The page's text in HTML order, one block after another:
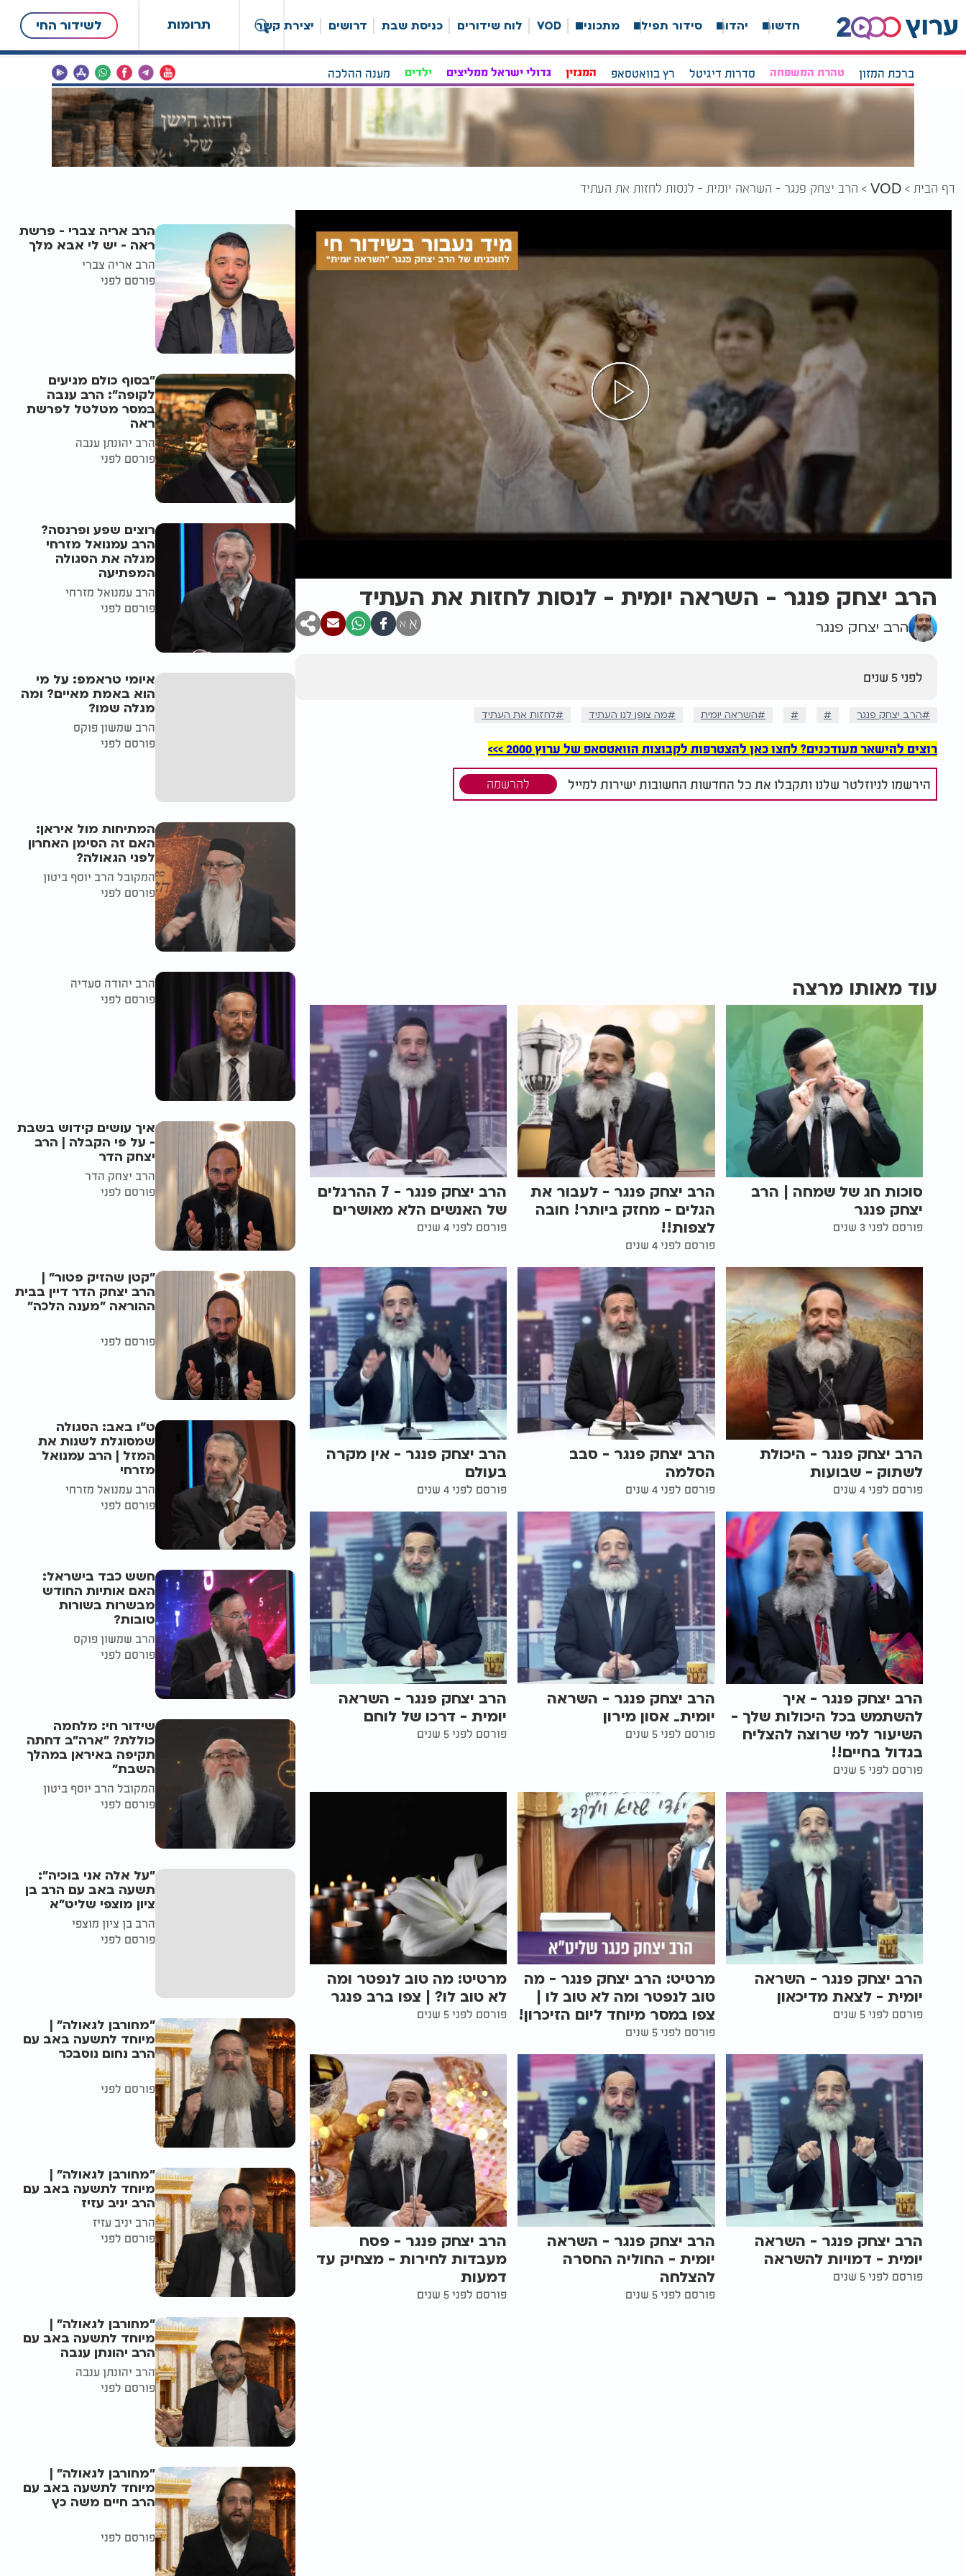
תרומות לשידור החי חדשות יהדות סידור תפילה מתכונים VOD לוח שידורים כניסת שבת דרושים יצירת קשר
ברכת המזון טהרת המשפחה סדרות דיגיטל רץ בוואטסאפ המגזין גדולי ישראל ממליצים ילדים מענה ההלכה
דף הבית VOD הרב יצחק פנגר - השראה יומית - לנסות לחזות את העתיד
הרב יצחק פנגר - השראה יומית - לנסות לחזות את העתיד
הרב יצחק פנגר א א
לפני 5 שנים
הרב יצחק פנגר השראה יומית מה צופן לנו העתיד לחזות את העתיד
רוצים להישאר מעודכנים? לחצו כאן להצטרפות לקבוצות הוואטסאפ של ערוץ 2000 >>>
הירשמו לניוזלטר שלנו ותקבלו את כל החדשות החשובות ישירות למייל להרשמה
עוד מאותו מרצה
סוכות חג של שמחה | הרב
יצחק פנגר
פורסם לפני 3 שנים
הרב יצחק פנגר - לעבור את
הגלים - מחזק ביותר! חובה
לצפות!!
פורסם לפני 4 שנים
הרב יצחק פנגר - 7 ההרגלים
של האנשים הלא מאושרים
פורסם לפני 4 שנים
הרב יצחק פנגר - היכולת
לשתוק - שבועות
פורסם לפני 4 שנים
הרב יצחק פנגר - סבב
הסלמה
פורסם לפני 4 שנים
הרב יצחק פנגר - אין מקרה
בעולם
פורסם לפני 4 שנים
הרב יצחק פנגר - איך
להשתמש בכל היכולות שלך -
השיעור למי שרוצה להצליח
בגדול בחיים!!
פורסם לפני 5 שנים
הרב יצחק פנגר - השראה
יומית_ אסון מירון
פורסם לפני 5 שנים
הרב יצחק פנגר - השראה
יומית - דרכו של לוחם
פורסם לפני 5 שנים
הרב יצחק פנגר - השראה
יומית - לצאת מדיכאון
פורסם לפני 5 שנים
מרטיט: הרב יצחק פנגר - מה
טוב לנפטר ומה לא טוב לו |
צפו במסר מיוחד ליום הזיכרון!
פורסם לפני 5 שנים
מרטיט: מה טוב לנפטר ומה
לא טוב לו? | צפו ברב פנגר
פורסם לפני 5 שנים
הרב יצחק פנגר - השראה
יומית - דמויות להשראה
פורסם לפני 5 שנים
הרב יצחק פנגר - השראה
יומית - החוליה החסרה
להצלחה
פורסם לפני 5 שנים
הרב יצחק פנגר - פסח
מעבדות לחירות - מצחיק עד
דמעות
פורסם לפני 5 שנים
הרב אריה צברי - פרשת
ראה - יש לי אבא מלך
הרב אריה צברי
פורסם לפני
"בסוף כולם מגיעים
לקופה": הרב ענבה
במסר מטלטל לפרשת
ראה
הרב יהונתן ענבה
פורסם לפני
רוצים שפע ופרנסה?
הרב עמנואל מזרחי
מגלה את הסגולה
המפתיעה
הרב עמנואל מזרחי
פורסם לפני
איומי טראמפ: על מי
הוא באמת מאיים? ומה
מגלה שמו?
הרב שמשון פוקס
פורסם לפני
המתיחות מול איראן:
האם זה הסימן האחרון
לפני הגאולה?
המקובל הרב יוסף ביטון
פורסם לפני
הרב יהודה סעדיה
פורסם לפני
איך עושים קידוש בשבת
- על פי הקבלה | הרב
יצחק הדר
הרב יצחק הדר
פורסם לפני
"קטן שהזיק פטור" |
הרב יצחק הדר דיין בבית
ההוראה "מענה הלכה"
פורסם לפני
ט"ו באב: הסגולה
שמסוגלת לשנות את
המזל | הרב עמנואל
מזרחי
הרב עמנואל מזרחי
פורסם לפני
חשש כבד בישראל:
האם אותיות החודש
מבשרות בשורות
טובות?
הרב שמשון פוקס
פורסם לפני
שידור חי: מלחמה
כוללת? ״ארה"ב דחתה
תקיפה באיראן במהלך
השבת״
המקובל הרב יוסף ביטון
פורסם לפני
"על אלה אני בוכיה":
תשעה באב עם הרב בן
ציון מוצפי שליט"א
הרב בן ציון מוצפי
פורסם לפני
"מחורבן לגאולה" |
מיוחד לתשעה באב עם
הרב נחום נוסבכר
פורסם לפני
"מחורבן לגאולה" |
מיוחד לתשעה באב עם
הרב יניב עזיז
הרב יניב עזיז
פורסם לפני
"מחורבן לגאולה" |
מיוחד לתשעה באב עם
הרב יהונתן ענבה
הרב יהונתן ענבה
פורסם לפני
"מחורבן לגאולה" |
מיוחד לתשעה באב עם
הרב חיים משה כץ
פורסם לפני